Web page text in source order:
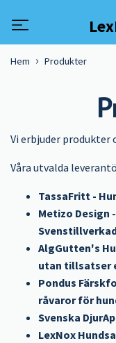
Hem Produkter
Vi erbjuder
Våra utvalda
TassaFritt -
Metizo Design
AlgGutten's
utan tillsatser
Pondus
råvaror för
Svenska
LexNox